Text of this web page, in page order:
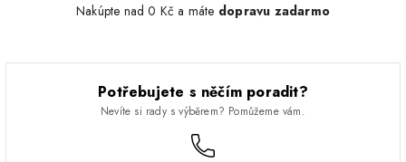
Nakúpte nad 0 Kč a máte dopravu zadarmo
Potřebujete s něčím poradit?
Nevíte si rady s výběrem? Pomůžeme vám.